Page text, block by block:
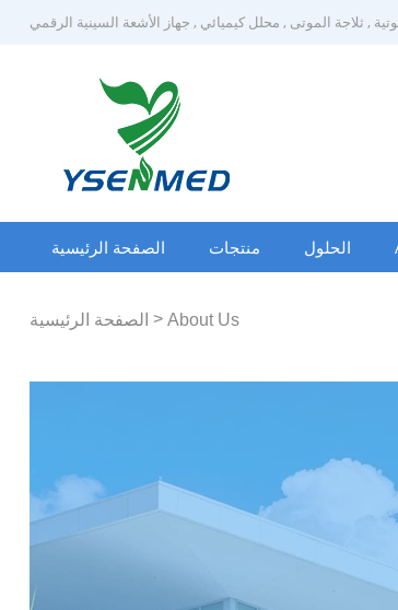
, ثلاجة الموتى , محلل كيميائي , جهاز الأشعة السينية الرقمي
الصفحة الرئيسية منتجات الحلول
الصفحة الرئيسية > About Us